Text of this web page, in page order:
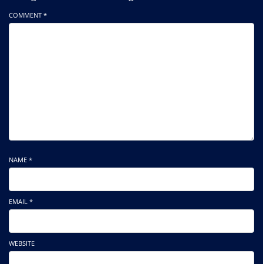
COMMENT *
NAME *
EMAIL *
WEBSITE